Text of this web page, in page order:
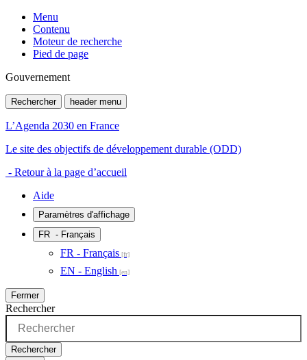
Menu
Contenu
Moteur de recherche
Pied de page
Gouvernement
Rechercher header menu
L’Agenda 2030 en France
Le site des objectifs de développement durable (ODD)
- Retour à la page d’accueil
Aide
Paramètres d'affichage
FR - Français
FR - Français
EN - English
Fermer
Rechercher
Rechercher